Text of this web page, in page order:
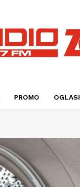
PROMO OGLASI